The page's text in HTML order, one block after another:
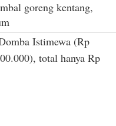
goreng kentang,
Istimewa (Rp
total hanya Rp